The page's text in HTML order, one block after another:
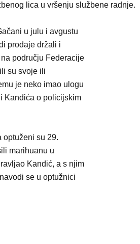
lica u vršenju službene radnje.
u julu i avgustu
prodaje držali i
području Federacije
su svoje ili
je neko imao ulogu
Kandića o policijskim
optuženi su 29.
marihuanu u
Kandić, a s njim
se u optužnici